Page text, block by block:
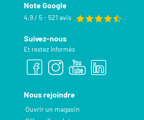
Note Google
4.9 / 5 - 521 avis
Suivez-nous
Et restez informés
Nous rejoindre
Ouvrir un magasin